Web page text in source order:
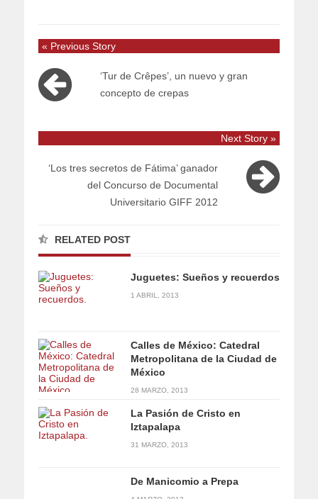
« Previous Story
‘Tur de Crêpes’, un nuevo y gran
concepto de crepas
Next Story »
‘Los tres secretos de Fátima’ ganador
del Concurso de Documental
Universitario GIFF 2012
RELATED POST
Juguetes: Sueños y recuerdos
1 ABRIL, 2013
Calles de México: Catedral
Metropolitana de la Ciudad de
México
28 MARZO, 2013
La Pasión de Cristo en
Iztapalapa
31 MARZO, 2013
De Manicomio a Prepa